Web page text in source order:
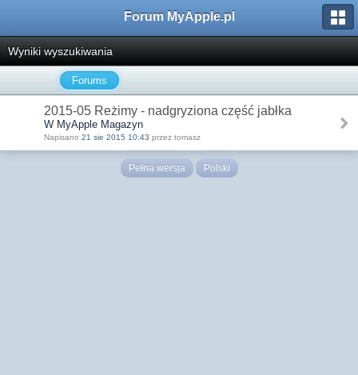
Forum MyApple.pl
Wyniki wyszukiwania
Forums
2015-05 Reżimy - nadgryziona część jabłka
W MyApple Magazyn
Napisano 21 sie 2015 10:43 przez tomasz
Pełna wersja Polski